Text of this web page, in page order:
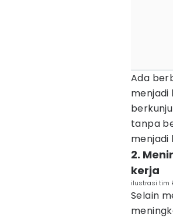
Ada
menjadi
tanpa
menjadi
2.
kerja
ilustrasi tim
Selain